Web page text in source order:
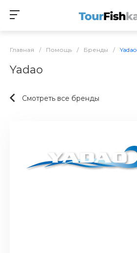
Главная / Помощь / Бренды / Yadao
Yadao
Смотреть все бренды